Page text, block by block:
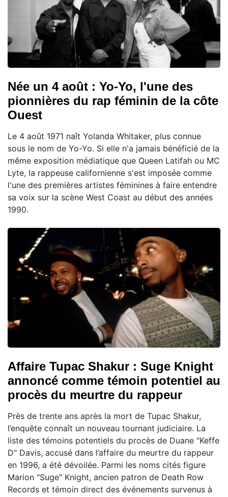
Née un 4 août : Yo-Yo, l'une des
pionnières du rap féminin de la côte
Ouest
Le 4 août 1971 naît Yolanda Whitaker, plus connue
sous le nom de Yo-Yo. Si elle n'a jamais bénéficié de la
même exposition médiatique que Queen Latifah ou MC
Lyte, la rappeuse californienne s'est imposée comme
l'une des premières artistes féminines à faire entendre
sa voix sur la scène West Coast au début des années
1990.
Affaire Tupac Shakur : Suge Knight
annoncé comme témoin potentiel au
procès du meurtre du rappeur
Près de trente ans après la mort de Tupac Shakur,
l’enquête connaît un nouveau tournant judiciaire. La
liste des témoins potentiels du procès de Duane "Keffe
D" Davis, accusé dans l’affaire du meurtre du rappeur
en 1996, a été dévoilée. Parmi les noms cités figure
Marion "Suge" Knight, ancien patron de Death Row
Records et témoin direct des événements survenus à